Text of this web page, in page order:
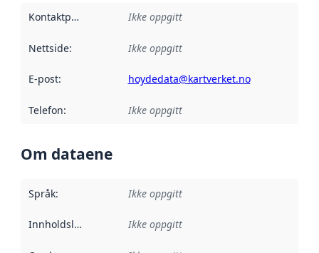
Kontaktpunkt Ikke oppgitt
Nettside: Ikke oppgitt
E-post: hoydedata@kartverket.no
Telefon: Ikke oppgitt
Om dataene
Språk: Ikke oppgitt
Innholdsleverandører :
Ikke oppgitt